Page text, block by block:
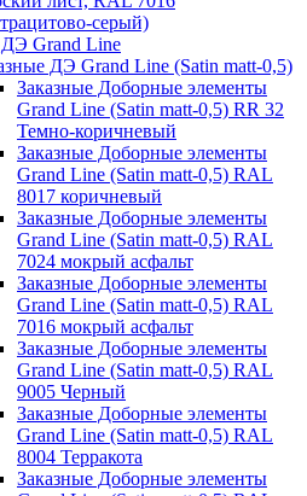
серый)
ДЭ Grand Line
ДЭ Grand Line (Satin matt-0,5)
Заказные Доборные элементы
Grand Line (Satin matt-0,5) RR 32
Темно-коричневый
Заказные Доборные элементы
Grand Line (Satin matt-0,5) RAL
8017 коричневый
Заказные Доборные элементы
Grand Line (Satin matt-0,5) RAL
7024 мокрый асфальт
Заказные Доборные элементы
Grand Line (Satin matt-0,5) RAL
7016 мокрый асфальт
Заказные Доборные элементы
Grand Line (Satin matt-0,5) RAL
9005 Черный
Заказные Доборные элементы
Grand Line (Satin matt-0,5) RAL
8004 Терракота
Заказные Доборные элементы